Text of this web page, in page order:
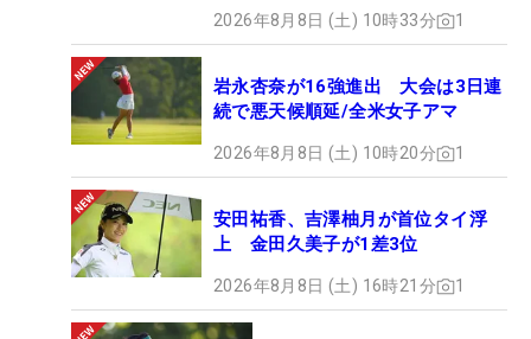
2026年8月8日 (土) 10時33分 1
岩永杏奈が16強進出 大会は3日連
続で悪天候順延/全米女子アマ
2026年8月8日 (土) 10時20分 1
安田祐香、吉澤柚月が首位タイ浮
上 金田久美子が1差3位
2026年8月8日 (土) 16時21分 1